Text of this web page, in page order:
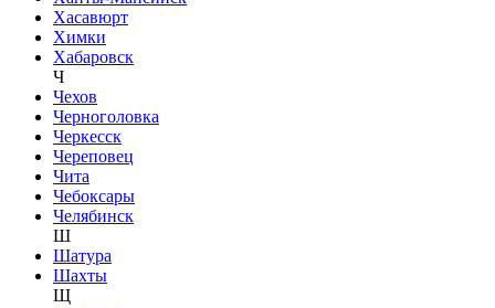
Хасавюрт
Химки
Хабаровск
Ч
Чехов
Черноголовка
Черкесск
Череповец
Чита
Чебоксары
Челябинск
Ш
Шатура
Шахты
Щ